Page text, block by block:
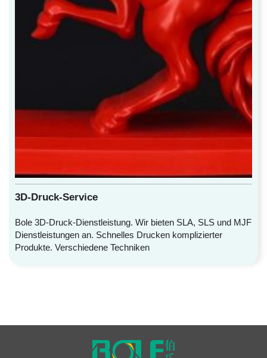
3D-Druck-Service
Bole 3D-Druck-Dienstleistung. Wir bieten SLA, SLS und MJF
Dienstleistungen an. Schnelles Drucken komplizierter
Produkte. Verschiedene Techniken